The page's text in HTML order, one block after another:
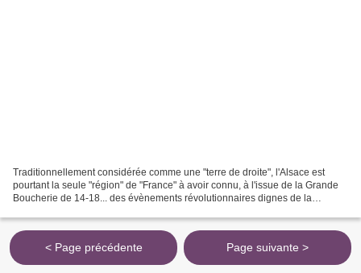
Traditionnellement considérée comme une "terre de droite", l'Alsace est
pourtant la seule "région" de "France" à avoir connu, à l'issue de la Grande
Boucherie de 14-18... des évènements révolutionnaires dignes de la
< Page précédente Page suivante >